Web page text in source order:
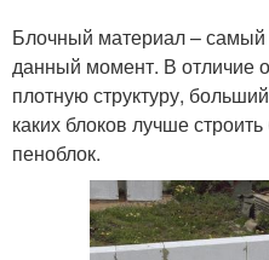
Блочный материал –
данный момент. В отличие
плотную структуру,
каких блоков лучше
пеноблок.